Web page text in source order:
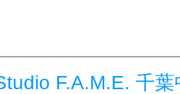
グッドスク
F.A.M.E. 千